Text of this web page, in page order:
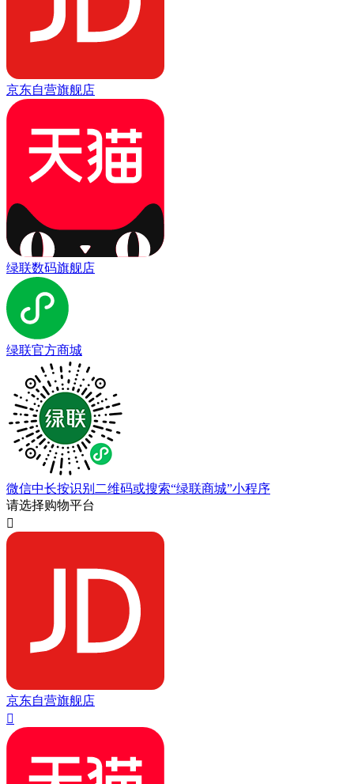
京东自营旗舰店
绿联数码旗舰店
绿联官方商城
微信中长按识别二维码或搜索“绿联商城”小程序
请选择购物平台

京东自营旗舰店
